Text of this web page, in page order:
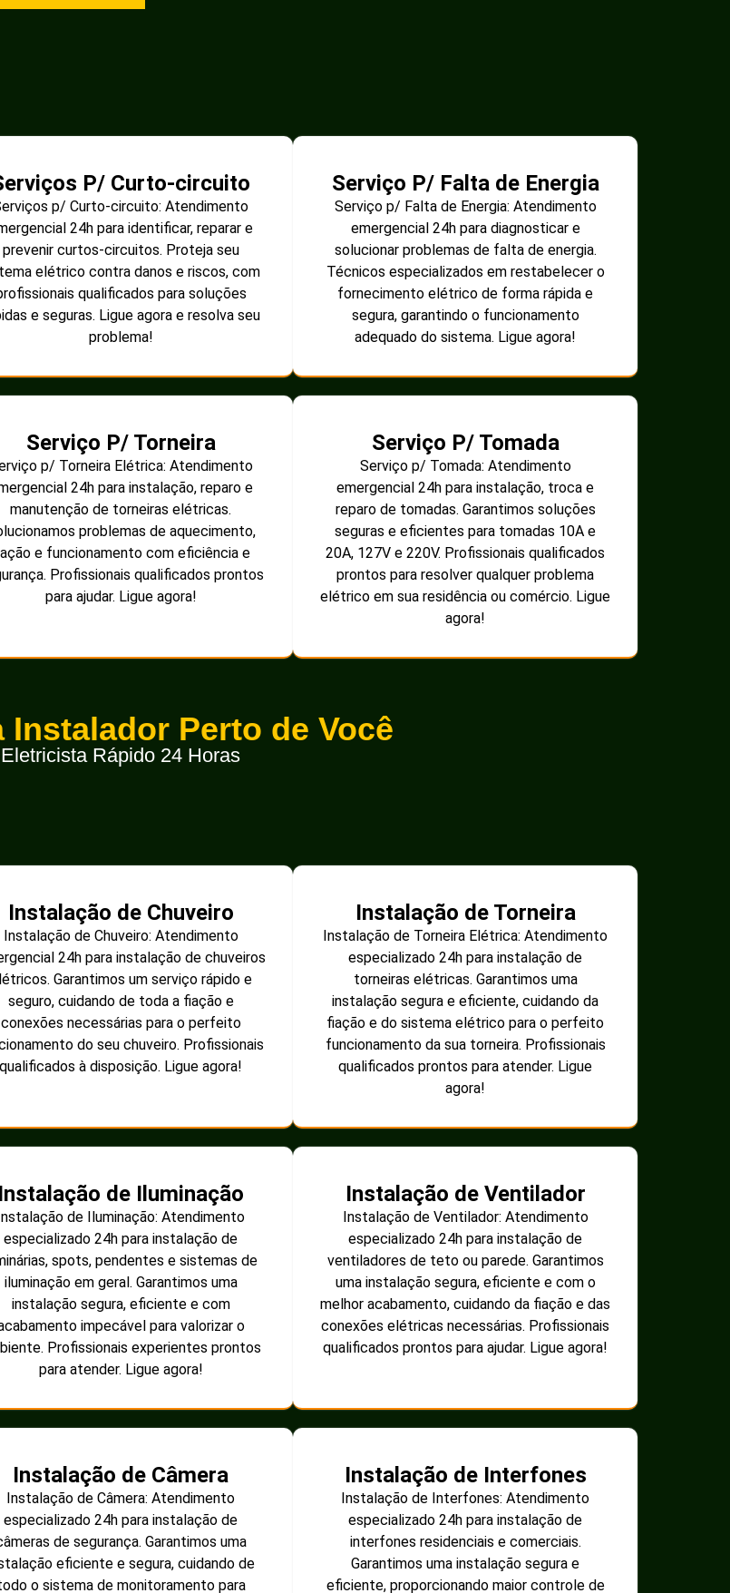
P/ Curto-circuito
p/ Curto-circuito: Atendimento
24h para identificar, reparar e
prevenir curtos-circuitos. Proteja seu
elétrico contra danos e riscos, com
qualificados para soluções
e seguras. Ligue agora e resolva seu
problema!
Serviço P/ Falta de Energia
Serviço p/ Falta de Energia: Atendimento
emergencial 24h para diagnosticar e
solucionar problemas de falta de energia.
Técnicos especializados em restabelecer o
fornecimento elétrico de forma rápida e
segura, garantindo o funcionamento
adequado do sistema. Ligue agora!
Serviço P/ Torneira
p/ Torneira Elétrica: Atendimento
24h para instalação, reparo e
manutenção de torneiras elétricas.
problemas de aquecimento,
e funcionamento com eficiência e
Profissionais qualificados prontos
para ajudar. Ligue agora!
Serviço P/ Tomada
Serviço p/ Tomada: Atendimento
emergencial 24h para instalação, troca e
reparo de tomadas. Garantimos soluções
seguras e eficientes para tomadas 10A e
20A, 127V e 220V. Profissionais qualificados
prontos para resolver qualquer problema
elétrico em sua residência ou comércio. Ligue
agora!
Perto de Você
Eletricista Rápido 24 Horas
Instalação de Chuveiro
Instalação de Chuveiro: Atendimento
24h para instalação de chuveiros
Garantimos um serviço rápido e
seguro, cuidando de toda a fiação e
conexões necessárias para o perfeito
do seu chuveiro. Profissionais
qualificados à disposição. Ligue agora!
Instalação de Torneira
Instalação de Torneira Elétrica: Atendimento
especializado 24h para instalação de
torneiras elétricas. Garantimos uma
instalação segura e eficiente, cuidando da
fiação e do sistema elétrico para o perfeito
funcionamento da sua torneira. Profissionais
qualificados prontos para atender. Ligue
agora!
Instalação de Iluminação
de Iluminação: Atendimento
especializado 24h para instalação de
spots, pendentes e sistemas de
iluminação em geral. Garantimos uma
instalação segura, eficiente e com
impecável para valorizar o
Profissionais experientes prontos
para atender. Ligue agora!
Instalação de Ventilador
Instalação de Ventilador: Atendimento
especializado 24h para instalação de
ventiladores de teto ou parede. Garantimos
uma instalação segura, eficiente e com o
melhor acabamento, cuidando da fiação e das
conexões elétricas necessárias. Profissionais
qualificados prontos para ajudar. Ligue agora!
Instalação de Câmera
Instalação de Câmera: Atendimento
especializado 24h para instalação de
de segurança. Garantimos uma
eficiente e segura, cuidando de
o sistema de monitoramento para
Instalação de Interfones
Instalação de Interfones: Atendimento
especializado 24h para instalação de
interfones residenciais e comerciais.
Garantimos uma instalação segura e
eficiente, proporcionando maior controle de